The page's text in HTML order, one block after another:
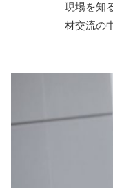
現場を知
材交流の